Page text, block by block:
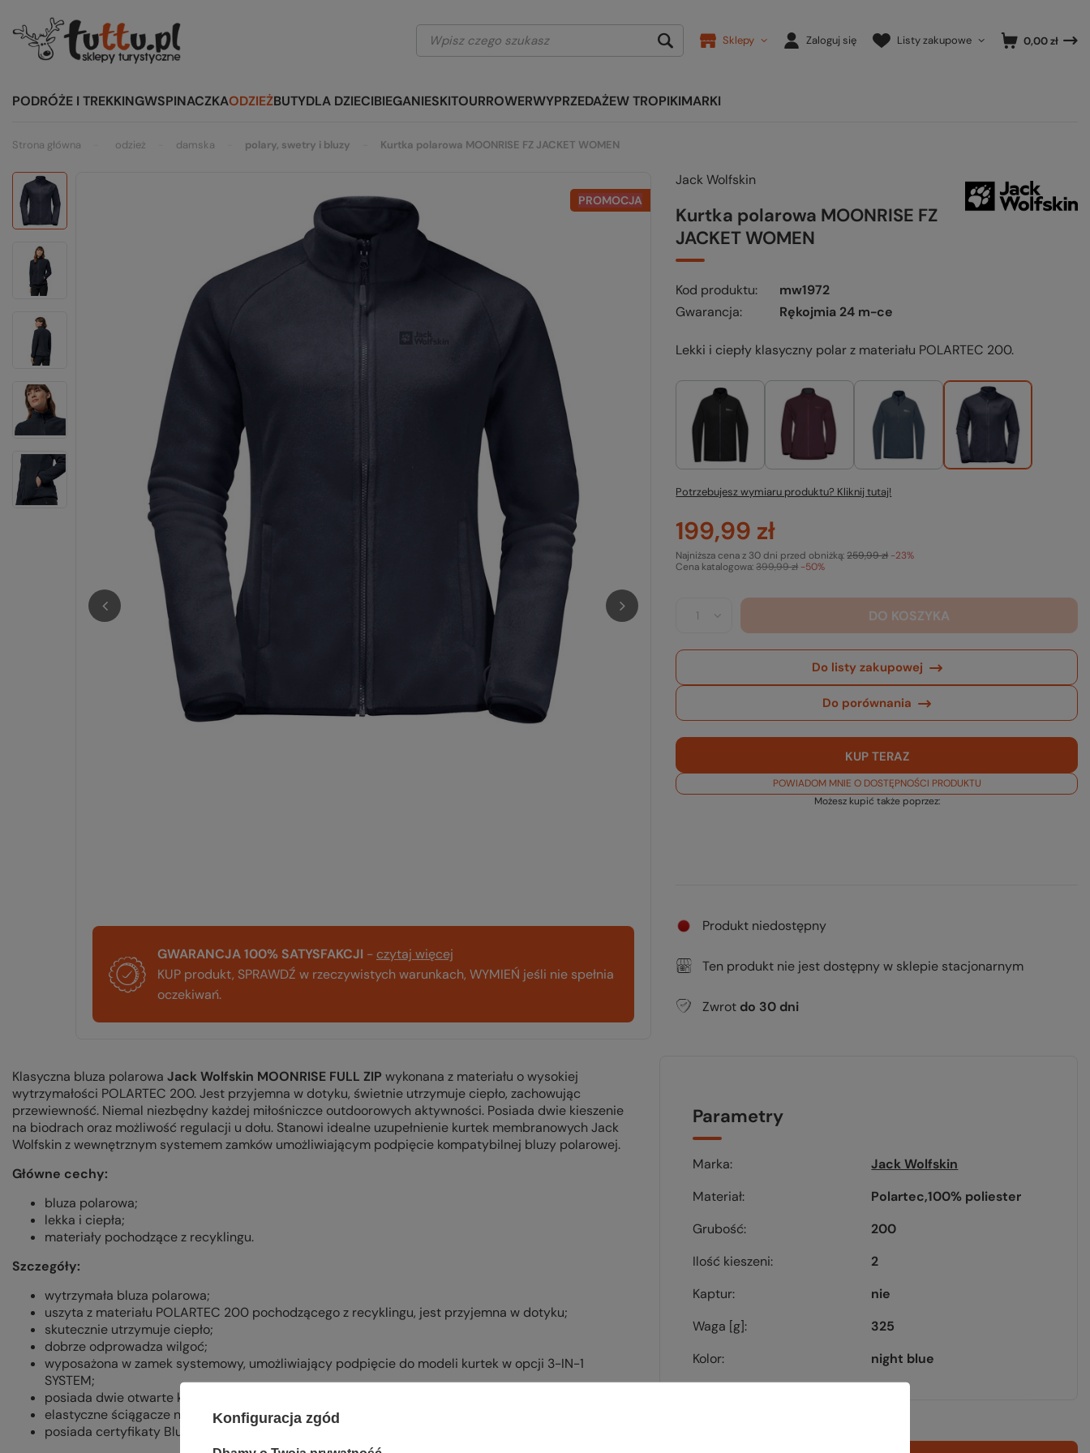
Sklepy Zaloguj się Listy zakupowe 0,00 zł
PODRÓŻE I TREKKINGWSPINACZKAODZIEŻBUTYDLA DZIECIBIEGANIESKITOURROWERWYPRZEDAŻEW TROPIKIMARKI
Strona główna odzież damska polary, swetry i bluzy Kurtka polarowa MOONRISE FZ JACKET WOMEN
PROMOCJA
GWARANCJA 100% SATYSFAKCJI - czytaj więcej
KUP produkt, SPRAWDŹ w rzeczywistych warunkach, WYMIEŃ jeśli nie spełnia
oczekiwań.
Jack Wolfskin
Kurtka polarowa MOONRISE FZ
JACKET WOMEN
Kod produktu
mw1972
Gwarancja
Rękojmia 24 m-ce
Lekki i ciepły klasyczny polar z materiału POLARTEC 200.
Potrzebujesz wymiaru produktu? Kliknij tutaj!
199,99 zł
Cena katalogowa:399,99 zł -50%
Najniższa cena z 30 dni przed obniżką:259,99 zł -23%
DO KOSZYKA
Do listy zakupowej
Do porównania
KUP TERAZ
POWIADOM MNIE O DOSTĘPNOŚCI PRODUKTU
Możesz kupić także poprzez:
Produkt niedostępny
Ten produkt nie jest dostępny w sklepie stacjonarnym
Zwrot do 30 dni
Klasyczna bluza polarowa Jack Wolfskin MOONRISE FULL ZIP wykonana z materiału o wysokiej
wytrzymałości POLARTEC 200. Jest przyjemna w dotyku, świetnie utrzymuje ciepło, zachowując
przewiewność. Niemal niezbędny każdej miłośniczce outdoorowych aktywności. Posiada dwie kieszenie
na biodrach oraz możliwość regulacji u dołu. Stanowi idealne uzupełnienie kurtek membranowych Jack
Wolfskin z wewnętrznym systemem zamków umożliwiającym podpięcie kompatybilnej bluzy polarowej.
Główne cechy:
bluza polarowa;
lekka i ciepła;
materiały pochodzące z recyklingu.
Szczegóły:
wytrzymała bluza polarowa;
uszyta z materiału POLARTEC 200 pochodzącego z recyklingu, jest przyjemna w dotyku;
skutecznie utrzymuje ciepło;
dobrze odprowadza wilgoć;
wyposażona w zamek systemowy, umożliwiający podpięcie do modeli kurtek w opcji 3-IN-1
SYSTEM;
posiada dwie otwarte kieszenie na biodrach;
elastyczne ściągacze na wykończeniach rękawów i u dołu;
posiada certyfikaty Bluesign i Grüner Knopf;
Parametry
Marka
Jack Wolfskin
Materiał
Polartec100% poliester
Grubość
200
Ilość kieszeni
2
Kaptur
nie
Waga [g]
325
Kolor
night blue
Konfiguracja zgód